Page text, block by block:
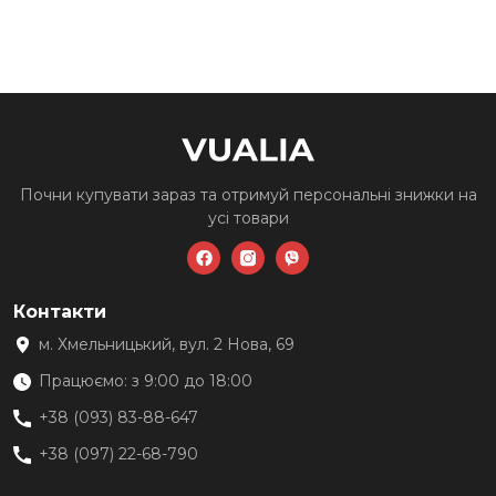
на
Почни купувати зараз та отримуй персональні знижки на
усі товари
Контакти
м. Хмельницький, вул. 2 Нова, 69
Працюємо: з 9:00 до 18:00
+38 (093) 83-88-647
+38 (097) 22-68-790